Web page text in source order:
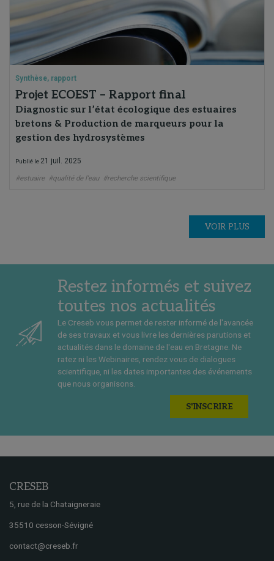
Synthèse, rapport
Projet ECOEST – Rapport final
Diagnostic sur l’état écologique des estuaires
bretons & Production de marqueurs pour la
gestion des hydrosystèmes
Publié le 21 juil. 2025
#estuaire #qualité de l'eau #recherche scientifique
VOIR PLUS
Restez informés et suivez
toutes nos actualités
Le Creseb vous permet de rester informé de l'avancée
de ses travaux et vous livre les dernières parutions et
actualités dans le domaine de l'eau en Bretagne. Ne
ratez ni les Webinaires, rendez vous de dialogues
scientifique, ni les dates importantes des événements
que nous organisons.
S'INSCRIRE
CRESEB
5, rue de la Chataigneraie
35510 cesson-Sévigné
contact@creseb.fr